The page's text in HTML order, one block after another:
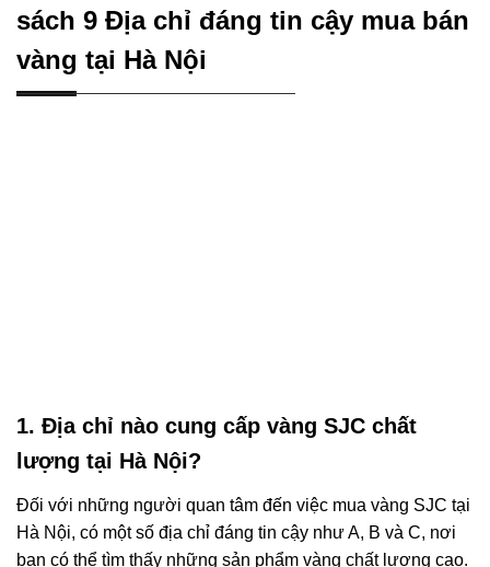
sách 9 Địa chỉ đáng tin cậy mua bán
vàng tại Hà Nội
1. Địa chỉ nào cung cấp vàng SJC chất
lượng tại Hà Nội?
Đối với những người quan tâm đến việc mua vàng SJC tại
Hà Nội, có một số địa chỉ đáng tin cậy như A, B và C, nơi
bạn có thể tìm thấy những sản phẩm vàng chất lượng cao.